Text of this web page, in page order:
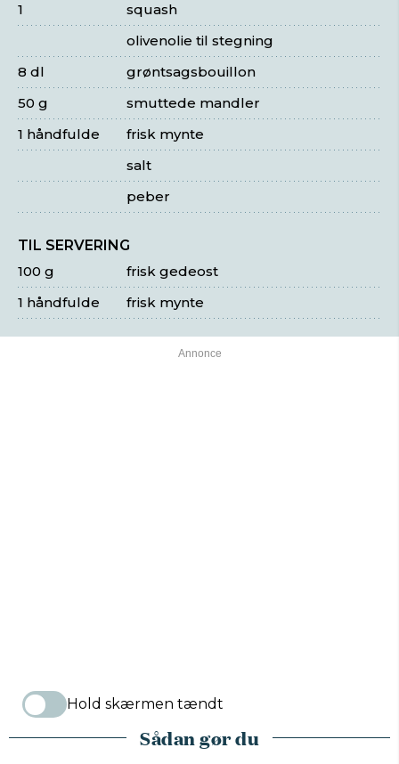
squash
1
olivenolie til stegning
grøntsagsbouillon
8 dl
smuttede mandler
50 g
frisk mynte
1 håndfulde
salt
peber
TIL SERVERING
frisk gedeost
100 g
frisk mynte
1 håndfulde
Hold skærmen tændt
Sådan gør du